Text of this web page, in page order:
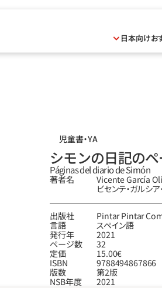
日本向けお
児童書・YA
シモンの日記の
Páginas del diario de Simón
著者名
Vicente García
ビセンテ‧ガルシ
出版社
Pintar Pintar
言語
スペイン語
発行年
2021
ページ数
32
定価
15.00€
ISBN
9788494867866
版数
第2版
NSB年度
2021